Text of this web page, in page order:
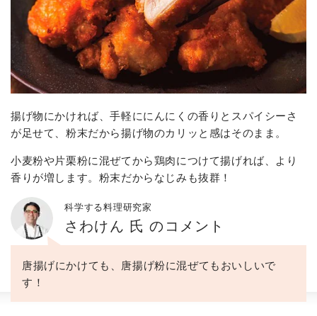
揚げ物にかければ、手軽ににんにくの香りとスパイシーさ
が足せて、粉末だから揚げ物のカリッと感はそのまま。
小麦粉や片栗粉に混ぜてから鶏肉につけて揚げれば、より
香りが増します。粉末だからなじみも抜群！
科学する料理研究家
さわけん 氏 のコメント
唐揚げにかけても、唐揚げ粉に混ぜてもおいしいで
す！